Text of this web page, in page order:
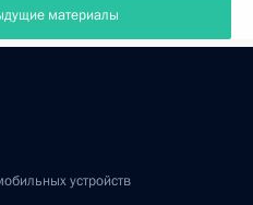
материалы
устройств